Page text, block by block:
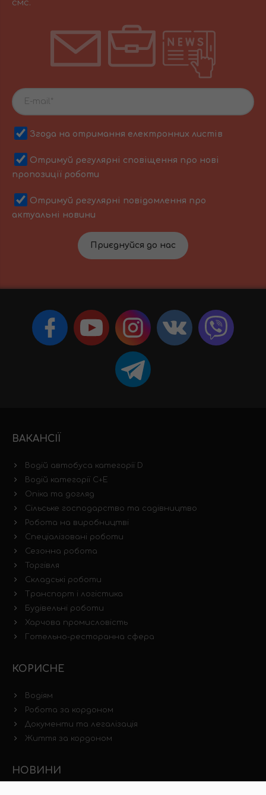
смс.
Згода на отримання електронних листів
Отримуй регулярні сповіщення про нові
пропозиції роботи
Отримуй регулярні повідомлення про
актуальні новини
Приєднуйся до нас
ВАКАНСІЇ
Водій автобуса категорії D
Водій категорії C+E
Опіка та догляд
Сільське господарство та садівництво
Робота на виробництві
Спеціалізовані роботи
Сезонна робота
Торгівля
Складські роботи
Транспорт і логістика
Будівельні роботи
Харчова промисловість
Готельно-ресторанна сфера
КОРИСНЕ
Водіям
Робота за кордоном
Документи та легалізація
Життя за кордоном
НОВИНИ